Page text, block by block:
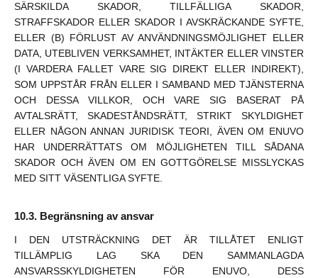
SÄRSKILDA SKADOR, TILLFÄLLIGA SKADOR,
STRAFFSKADOR ELLER SKADOR I AVSKRÄCKANDE SYFTE,
ELLER (B) FÖRLUST AV ANVÄNDNINGSMÖJLIGHET ELLER
DATA, UTEBLIVEN VERKSAMHET, INTÄKTER ELLER VINSTER
(I VARDERA FALLET VARE SIG DIREKT ELLER INDIREKT),
SOM UPPSTÅR FRÅN ELLER I SAMBAND MED TJÄNSTERNA
OCH DESSA VILLKOR, OCH VARE SIG BASERAT PÅ
AVTALSRÄTT, SKADESTÅNDSRÄTT, STRIKT SKYLDIGHET
ELLER NÅGON ANNAN JURIDISK TEORI, ÄVEN OM ENUVO
HAR UNDERRÄTTATS OM MÖJLIGHETEN TILL SÅDANA
SKADOR OCH ÄVEN OM EN GOTTGÖRELSE MISSLYCKAS
MED SITT VÄSENTLIGA SYFTE.
Begränsning av ansvar
I DEN UTSTRÄCKNING DET ÄR TILLÅTET ENLIGT
TILLÄMPLIG LAG SKA DEN SAMMANLAGDA
ANSVARSSKYLDIGHETEN FÖR ENUVO, DESS